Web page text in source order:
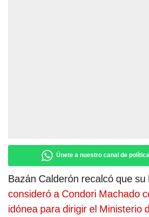
Únete a nuestro canal de
Bazán Calderón recalcó que su
consideró a Condori Machado
idónea para dirigir el Ministerio